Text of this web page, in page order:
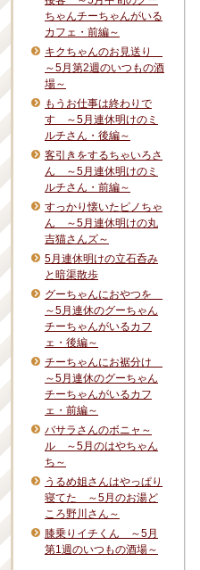
ちゃんチーちゃんがいる
カフェ・前編～
キクちゃんのお見送り
～5月第2週のいつもの酒
場～
もうお仕事は終わりで
す ～5月連休明けのミ
ルチさん・後編～
客引きをするちゃいろさ
ん ～5月連休明けのミ
ルチさん・前編～
すっかり懐いたピノちゃ
ん ～5月連休明けの丸
吉猫さんズ～
5月連休明けの立石呑み
と暗渠散歩
グーちゃんにおやつを
～5月連休のグーちゃん
チーちゃんがいるカフ
ェ・後編～
チーちゃんにお裾分け
～5月連休のグーちゃん
チーちゃんがいるカフ
ェ・前編～
バサラさんのボニャ～
ル ～5月のはやちゃん
ち～
うるめ姐さんはやっぱり
寝てた ～5月のお湯ど
ころ野川さん～
膝乗りイチくん ～5月
第1週のいつもの酒場～